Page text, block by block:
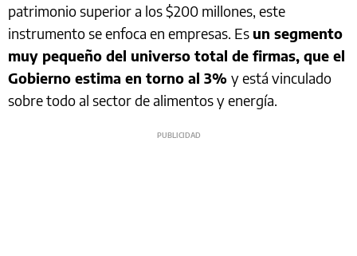
patrimonio superior a los $200 millones, este
instrumento se enfoca en empresas. Es un segmento
muy pequeño del universo total de firmas, que el
Gobierno estima en torno al 3% y está vinculado
sobre todo al sector de alimentos y energía.